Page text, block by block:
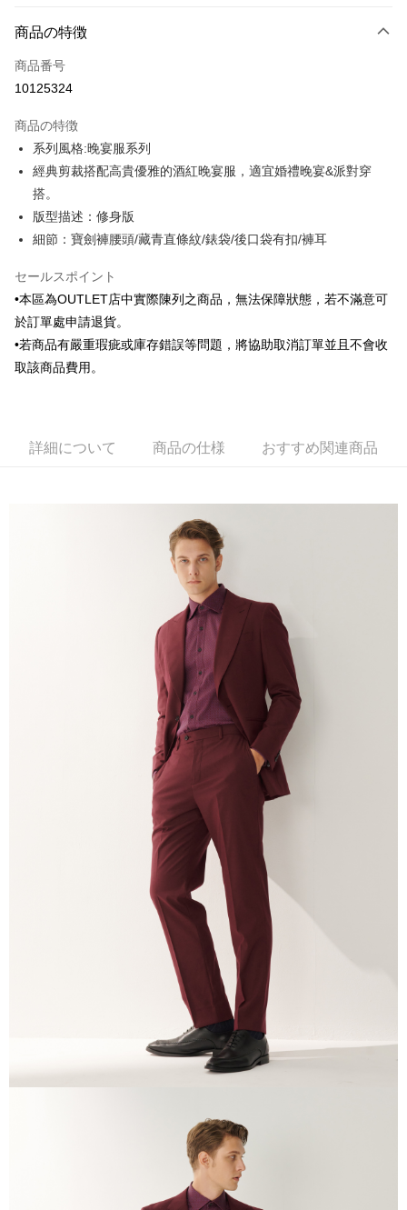
クレジットカード1回払い
クレジットカード分割払い
合作金庫商業銀行
華南商業銀行
上海商業儲蓄銀行
台北富邦商業銀行
国泰世華商業銀行
台湾中小企業銀行
聯邦商業銀行
遠東国際商業銀行
玉山商業銀行
台新國際商業銀行
中国信託商業銀行
台湾楽天クレジットカード会社
6回払い、金利0、毎回
華南商業銀行
彰化商業銀行
上海商業儲蓄銀行
国泰世華商業銀行
台湾中小企業銀行
台中商業銀行
聯邦商業銀行
元大商業銀行
永豐商業銀行
台新國際商業銀行
台湾楽天クレジットカード会社
LINE Pay
Apple Pay
JKOPAY
Google Pay
Plus Pay
AFTEE代金後払い
ウが表示されます。
2.SMSで認証してお支払い手続を進めてください。
4.ご注文が完了すると、携帯に支払い通知のSMSが届きます。アプリ会員
の場合は、AFTEE アプリプッシュ通知が届きます。
5.商品受け取り時のお支払いは不要です。商品を確かめてから、SMSまた
はアプリの通知に従って、4大コンビニ、またはATM/オンラインバンキン
代金納付期限は最短で 14 日以内ですので、ご注意ください。AFTEE アプ
リをダウンロードして AFTEE 会員になるとお支払い期限を最長 45 日以内
お支払期限は、ショップが請求した期日と、AFTEEで延長できる日数をも
とに計算されます。AFTEEで注文すると、商品を受け取るまで支払い期限
を延長できますが、商品を期限内に受け取れない場合があります（例：予
約商品や商品到着日が比較的遅い商品）。そのため、商品到着の有無に関
わらず、AFTEEで指定された期限内にお支払いください。
1.初回 AFTEEを ご利用の際に、認証結果及び当社の審査の結果に基づ
き、限度額が設定されます。
2.決済金額は最低NT$20です。
3.現在、台湾の会員のみご利用いただけます。
三、利用規約「AFTEE代金後払い」（以下当サービスという）はネットプ
ロテクションズ（以下 AFTEE という）が提供し、AFTEEが代金を徴収し
ます。当サービスご利用の際に提供しなければならない個人情報（注文者
の氏名、電話番号、受取人の氏名、電話番号、受取人住所を含むがこれに
限らない）は、AFTEEに渡され当サービスで必要な範囲内で利用されま
す。AFTEEの個人情報の収集、処理、利用について、詳細はAFTEE公式ホ
ームページの『個人情報の収集、処理及び利用に関する声明』をご参照く
https://aftee.tw/privacypolicy/ ）。
AFTEEの初回ご利用の際に、審査を通過すれば、最高額がNT$10,000にな
ります。支払い期限を過ぎた場合、その金額に基づいて年利20%の遅延滞
納金が加算されます。未成年の利用者は、事前に法定代理人または後見人
の同意を得ればAFTEEをご利用いただけます。
にご連絡ください。上記に示した個人情報を、必要な購入注文書とあわせ
てAFTEEにご提供いただく、またはAFTEEにあなたの個人情報の収集、処
理、利用を許可することににご同意いただけない場合は、当サービスを選
配送毎にNT$120、NT$3,000以上で送料無料
配送毎にNT$350、NT$3,500以上で送料無料
商品の特徴
商品番号
10125324
商品の特徴
系列風格:晚宴服系列
經典剪裁搭配高貴優雅的酒紅晚宴服，適宜婚禮晚宴&派對穿
搭。
版型描述：修身版
細節：寶劍褲腰頭/藏青直條紋/錶袋/後口袋有扣/褲耳
セールスポイント
•本區為OUTLET店中實際陳列之商品，無法保障狀態，若不滿意可
於訂單處申請退貨。
•若商品有嚴重瑕疵或庫存錯誤等問題，將協助取消訂單並且不會收
取該商品費用。
詳細について 商品の仕様 おすすめ関連商品